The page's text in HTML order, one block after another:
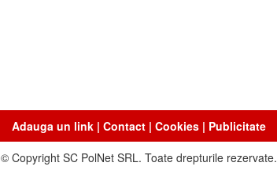
Adauga un link| Contact| Cookies| Publicitate
© Copyright SC PolNet SRL. Toate drepturile rezervate.